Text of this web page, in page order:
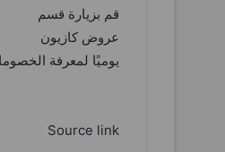
قم بزيارة قسم
عروض كازيون
يوميًا لمعرفة
Source link